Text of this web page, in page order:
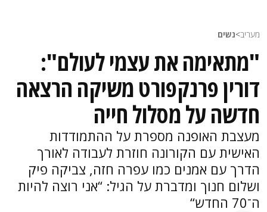
מעריב>נשים
"מתאימה את עצמי לעולם":
דורין פרנקפורט משיקה הרצאה
חדשה על מסלול חייה
מעצבת האופנה מספרת על ההתמודדות
האישית עם הקורונה חוזרת לעבודה לאורך
הדרך עם אמנים כמו עפרה חזה, צביקה פיק
ושלום חנוך ומדברת על הגיל: “אני רוצה להיות
ה־70 החדש“